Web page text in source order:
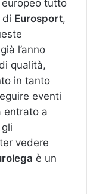
tutto
di Eurosport,
l’anno
qualità,
in tanto
eventi
entrato a
vedere
è un